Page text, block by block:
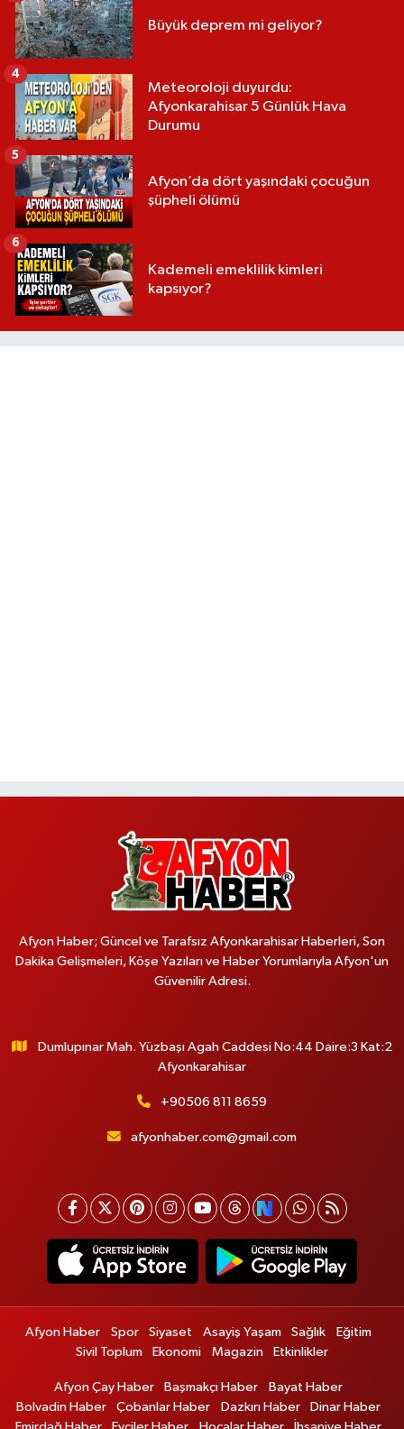
Büyük deprem mi geliyor?
Meteoroloji duyurdu:
Afyonkarahisar 5 Günlük Hava
Durumu
4
Afyon’da dört yaşındaki çocuğun
şüpheli ölümü
5
Kademeli emeklilik kimleri
kapsıyor?
6
Afyon Haber; Güncel ve Tarafsız Afyonkarahisar Haberleri, Son
Dakika Gelişmeleri, Köşe Yazıları ve Haber Yorumlarıyla Afyon'un
Güvenilir Adresi.
Dumlupınar Mah. Yüzbaşı Agah Caddesi No:44 Daire:3 Kat:2
Afyonkarahisar
+90506 811 8659
afyonhaber.com@gmail.com
Afyon Haber Spor Siyaset Asayiş Yaşam Sağlık
Eğitim
Sivil Toplum
Ekonomi Magazin Etkinlikler
Afyon Çay Haber Başmakçı Haber
Bayat Haber
Bolvadin Haber
Çobanlar Haber Dazkırı Haber
Dinar Haber